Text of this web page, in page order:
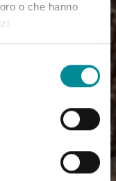
o che hanno